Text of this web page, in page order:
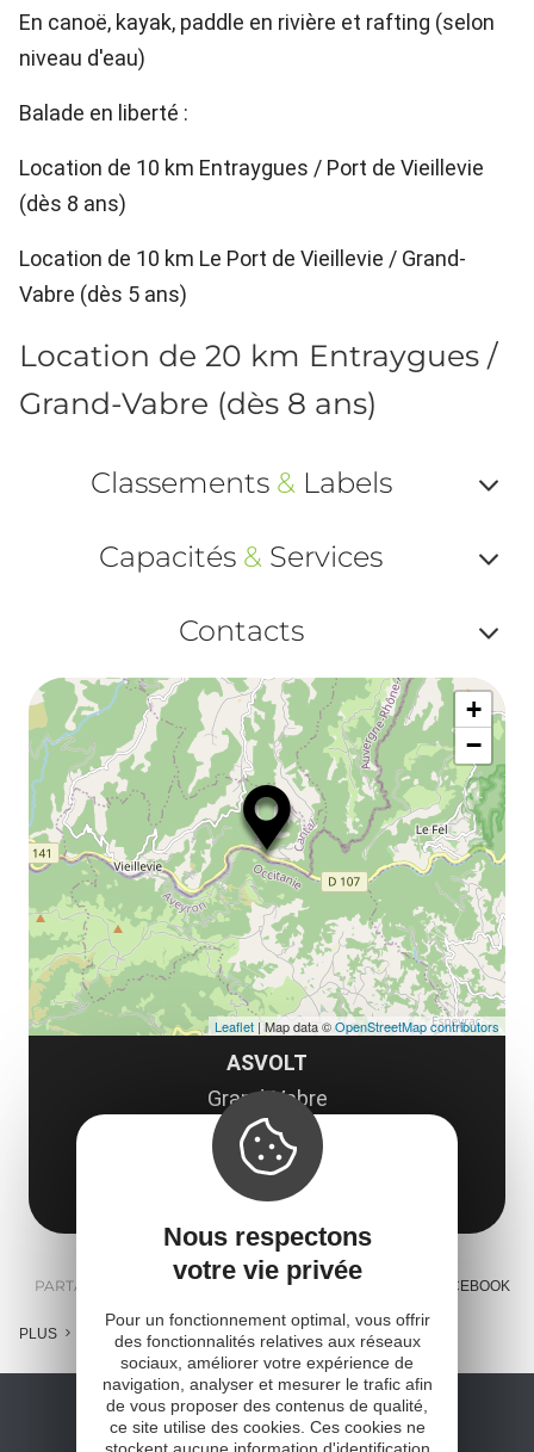
En canoë, kayak, paddle en rivière et rafting (selon
niveau d'eau)
Balade en liberté :
Location de 10 km Entraygues / Port de Vieillevie
(dès 8 ans)
Location de 10 km Le Port de Vieillevie / Grand-
Vabre (dès 5 ans)
Location de 20 km Entraygues /
Grand-Vabre (dès 8 ans)
Classements &Labels
ou
Capacités & Services
ou
Contacts
ou
ASVOLT
Grand-Vabre
12320 Conques-en-Rouergue
Obtenir l'itinéraire
+
−
Leaflet | Map data ©OpenStreetMap contributors
PARTAGER : MESSENGER FACEBOOK
PLUS
Nous respectons
votre vie privée
Pour un fonctionnement optimal, vous offrir
des fonctionnalités relatives aux réseaux
sociaux, améliorer votre expérience de
navigation, analyser et mesurer le trafic afin
de vous proposer des contenus de qualité,
ce site utilise des cookies. Ces cookies ne